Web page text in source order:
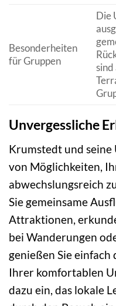
Besonderheiten
für Gruppen
Die
Unvergessliche
Krumstedt und seine
von Möglichkeiten,
abwechslungsreich
Sie gemeinsame
Attraktionen,
bei Wanderungen
genießen Sie einfach
Ihrer komfortablen
dazu ein, das lokale